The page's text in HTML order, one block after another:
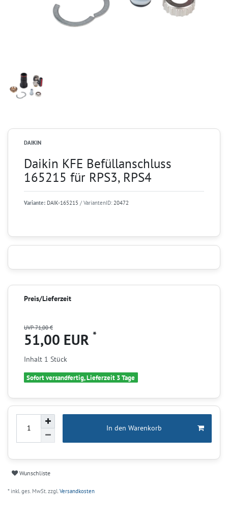
DAIKIN
Daikin KFE Befüllanschluss
165215 für RPS3, RPS4
Variante: DAIK-165215 / VariantenID: 20472
Preis/Lieferzeit
UVP 71,00 €
51,00 EUR *
Inhalt 1 Stück
Sofort versandfertig, Lieferzeit 3 Tage
In den Warenkorb
Wunschliste
* inkl. ges. MwSt. zzgl.Versandkosten